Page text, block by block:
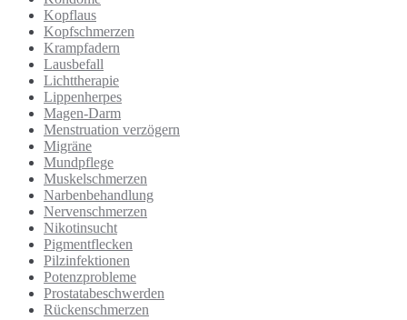
Kopflaus
Kopfschmerzen
Krampfadern
Lausbefall
Lichttherapie
Lippenherpes
Magen-Darm
Menstruation verzögern
Migräne
Mundpflege
Muskelschmerzen
Narbenbehandlung
Nervenschmerzen
Nikotinsucht
Pigmentflecken
Pilzinfektionen
Potenzprobleme
Prostatabeschwerden
Rückenschmerzen